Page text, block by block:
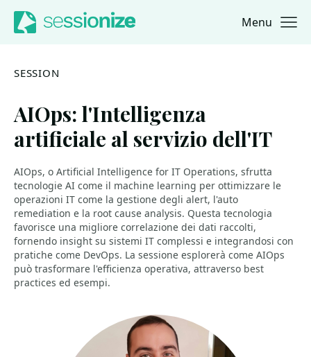
Jump to navigation
Jump to content Menu
SESSION
AIOps: l'Intelligenza
artificiale al servizio dell'IT
AIOps, o Artificial Intelligence for IT Operations, sfrutta
tecnologie AI come il machine learning per ottimizzare le
operazioni IT come la gestione degli alert, l'auto
remediation e la root cause analysis. Questa tecnologia
favorisce una migliore correlazione dei dati raccolti,
fornendo insight su sistemi IT complessi e integrandosi con
pratiche come DevOps. La sessione esplorerà come AIOps
può trasformare l'efficienza operativa, attraverso best
practices ed esempi.